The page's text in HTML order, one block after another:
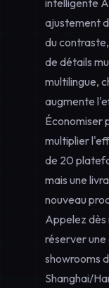
intelligente
ajustement
du contraste
de détails
multilingue,
augmente
Économiser
multiplier
de 20
mais une
nouveau
Appelez
réserver une
showrooms
Shanghai/